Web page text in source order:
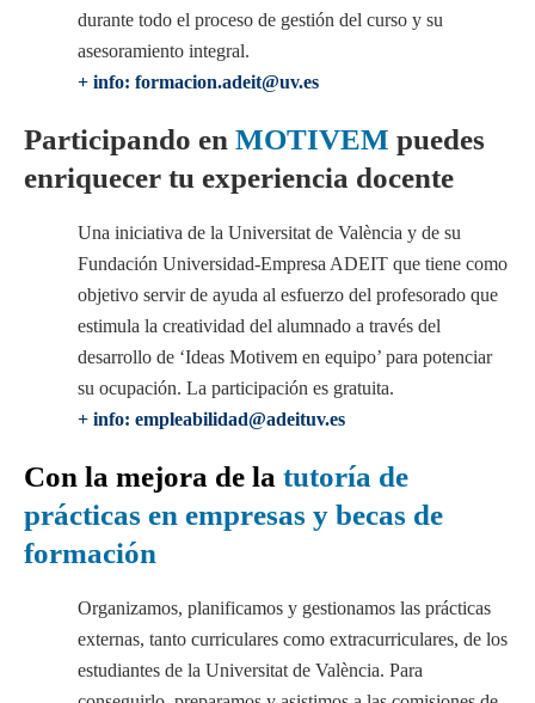
durante todo el proceso de gestión del curso y su
asesoramiento integral.
+ info: formacion.adeit@uv.es
Participando en MOTIVEM puedes
enriquecer tu experiencia docente
Una iniciativa de la Universitat de València y de su
Fundación Universidad-Empresa ADEIT que tiene como
objetivo servir de ayuda al esfuerzo del profesorado que
estimula la creatividad del alumnado a través del
desarrollo de ‘Ideas Motivem en equipo’ para potenciar
su ocupación. La participación es gratuita.
+ info: empleabilidad@adeituv.es
Con la mejora de la tutoría de
prácticas en empresas y becas de
formación
Organizamos, planificamos y gestionamos las prácticas
externas, tanto curriculares como extracurriculares, de los
estudiantes de la Universitat de València. Para